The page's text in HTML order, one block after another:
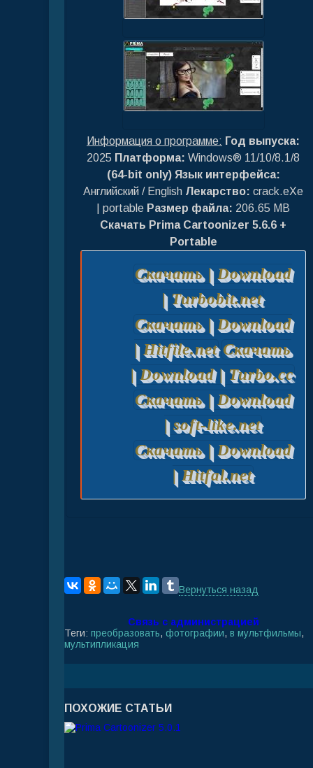
Информация о программе: Год выпуска:
2025 Платформа: Windows® 11/10/8.1/8
(64-bit only) Язык интерфейса:
Английский / English Лекарство: crack.eXe
| portable Размер файла: 206.65 MB
Скачать Prima Cartoonizer 5.6.6 +
Portable
Скачать | Download
| Turbobit.net
Скачать | Download
| Hitfile.net Скачать
| Download | Turbo.cc
Скачать | Download
| soft-like.net
Скачать | Download
| Hitfal.net
Вернуться назад
Связь с администрацией
Теги: преобразовать, фотографии, в мультфильмы,
мультипликация
ПОХОЖИЕ СТАТЬИ